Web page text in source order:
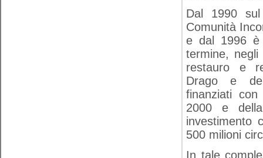
Dal 1990
Comunità
e dal 1996 è
termine,
restauro e
Drago e
finanziati
2000 e
investimento
500 milioni
In tale